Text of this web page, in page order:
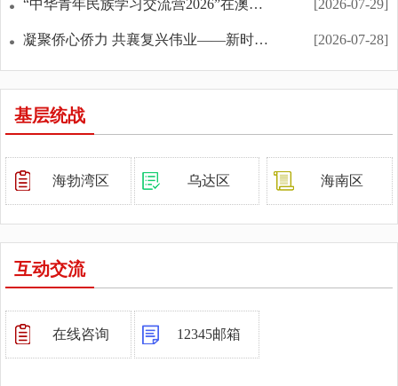
[2026-07-29]
“中华青年民族学习交流营2026”在澳门开营
[2026-07-28]
凝聚侨心侨力 共襄复兴伟业——新时代侨务工作综述
[2026-08-03]
全市民族团结进步创建工作暨《中华人民共和国民族团...
[2026-07-19]
上海市工商联率民营企业参访团到乌海市考察调研
[2026-07-19]
市委统战部部务会召开会议
市委统战部部务会召开会议 学习贯彻习近平总书记在庆...
基层统战
海勃湾区 乌达区 海南区
互动交流
在线咨询 12345邮箱